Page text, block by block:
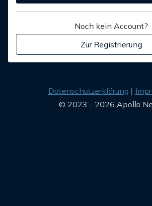
Noch kein Account?
Zur Registrierung
Datenschutzerklärung
© 2023 - 2026 Apollo